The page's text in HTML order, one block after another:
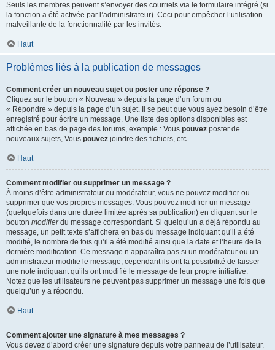
Seuls les membres peuvent s’envoyer des courriels via le formulaire intégré (si
la fonction a été activée par l’administrateur). Ceci pour empêcher l’utilisation
malveillante de la fonctionnalité par les invités.
Haut
Problèmes liés à la publication de messages
Comment créer un nouveau sujet ou poster une réponse ?
Cliquez sur le bouton « Nouveau » depuis la page d’un forum ou
« Répondre » depuis la page d’un sujet. Il se peut que vous ayez besoin d’être
enregistré pour écrire un message. Une liste des options disponibles est
affichée en bas de page des forums, exemple : Vous pouvez poster de
nouveaux sujets, Vous pouvez joindre des fichiers, etc.
Haut
Comment modifier ou supprimer un message ?
À moins d’être administrateur ou modérateur, vous ne pouvez modifier ou
supprimer que vos propres messages. Vous pouvez modifier un message
(quelquefois dans une durée limitée après sa publication) en cliquant sur le
bouton modifierdu message correspondant. Si quelqu’un a déjà répondu au
message, un petit texte s’affichera en bas du message indiquant qu’il a été
modifié, le nombre de fois qu’il a été modifié ainsi que la date et l’heure de la
dernière modification. Ce message n’apparaîtra pas si un modérateur ou un
administrateur modifie le message, cependant ils ont la possibilité de laisser
une note indiquant qu’ils ont modifié le message de leur propre initiative.
Notez que les utilisateurs ne peuvent pas supprimer un message une fois que
quelqu’un y a répondu.
Haut
Comment ajouter une signature à mes messages ?
Vous devez d’abord créer une signature depuis votre panneau de l’utilisateur.